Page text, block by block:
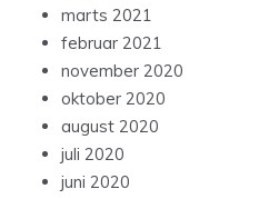
marts 2021
februar 2021
november 2020
oktober 2020
august 2020
juli 2020
juni 2020